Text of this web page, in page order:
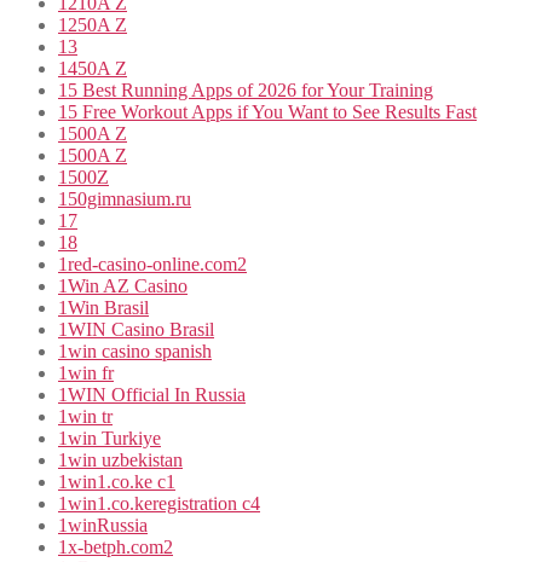
1250A Z
13
1450A Z
15 Best Running Apps of 2026 for Your Training
15 Free Workout Apps if You Want to See Results Fast
1500A Z
1500A Z
1500Z
150gimnasium.ru
17
18
1red-casino-online.com2
1Win AZ Casino
1Win Brasil
1WIN Casino Brasil
1win casino spanish
1win fr
1WIN Official In Russia
1win tr
1win Turkiye
1win uzbekistan
1win1.co.ke c1
1win1.co.keregistration c4
1winRussia
1x-betph.com2